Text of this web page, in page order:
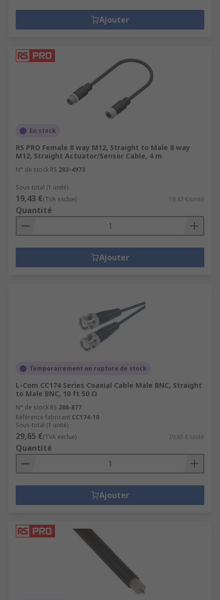
Ajouter
En stock
RS PRO Female 8 way M12, Straight to Male 8 way
M12, Straight Actuator/Sensor Cable, 4 m
N° de stock RS 283-4973
Sous-total (1 unité)
19,43 €(TVA exclue) 19,43 €/unité
Quantité
Ajouter
Temporairement en rupture de stock
L-Com CC174 Series Coaxial Cable Male BNC, Straight
to Male BNC, 10 ft 50 Ω
N° de stock RS 286-877
Référence fabricant CC174-10
Sous-total (1 unité)
29,65 €(TVA exclue) 29,65 €/unité
Quantité
Ajouter